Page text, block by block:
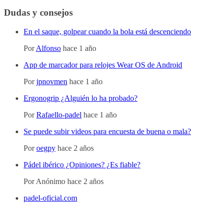
Dudas y consejos
En el saque, golpear cuando la bola está descenciendo
PorAlfonso hace 1 año
App de marcador para relojes Wear OS de Android
Porjpnovmen hace 1 año
Ergonogrip ¿Alguién lo ha probado?
PorRafaello-padel hace 1 año
Se puede subir videos para encuesta de buena o mala?
Poroegpy hace 2 años
Pádel ibérico ¿Opiniones? ¿Es fiable?
PorAnónimo hace 2 años
padel-oficial.com